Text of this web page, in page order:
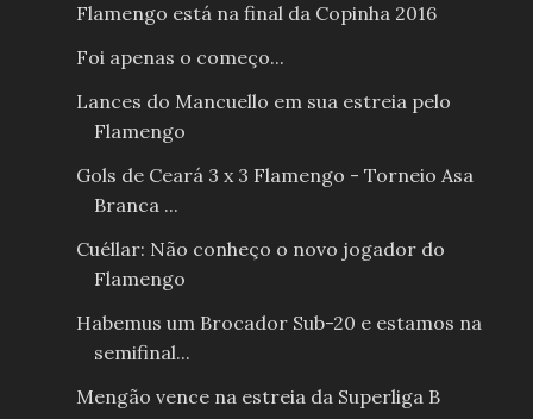
Flamengo está na final da Copinha 2016
Foi apenas o começo...
Lances do Mancuello em sua estreia pelo
Flamengo
Gols de Ceará 3 x 3 Flamengo - Torneio Asa
Branca ...
Cuéllar: Não conheço o novo jogador do
Flamengo
Habemus um Brocador Sub-20 e estamos na
semifinal...
Mengão vence na estreia da Superliga B